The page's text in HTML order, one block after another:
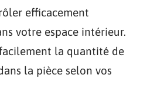
efficacement
votre espace intérieur.
la quantité de
la pièce selon vos